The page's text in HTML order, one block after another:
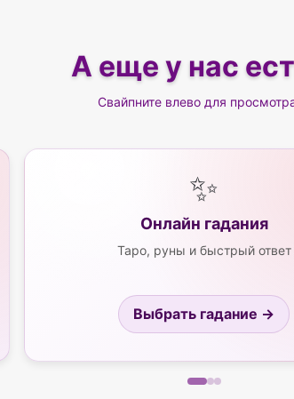
А еще у нас
Свайпните влево для
✨
Онлайн гадания
Таро, руны и быстрый ответ
Выбрать гадание →